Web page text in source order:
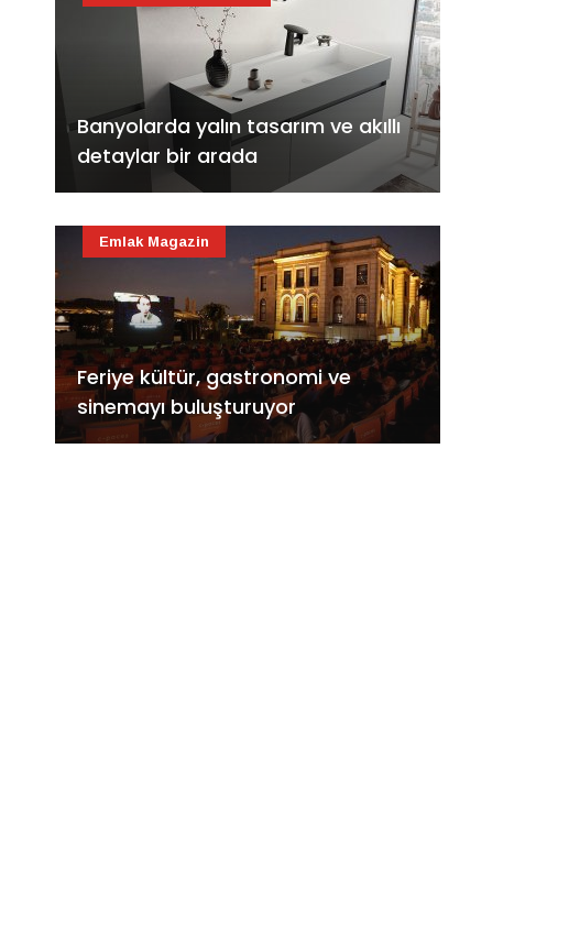
Banyolarda yalın tasarım ve akıllı
detaylar bir arada
Feriye kültür, gastronomi ve
sinemayı buluşturuyor
Emlak Magazin